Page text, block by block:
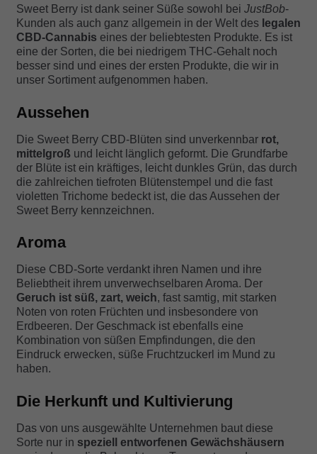
Sweet Berry ist dank seiner Süße sowohl bei JustBob-
Kunden als auch ganz allgemein in der Welt des legalen
CBD-Cannabis eines der beliebtesten Produkte. Es ist
eine der Sorten, die bei niedrigem THC-Gehalt noch
besser sind und eines der ersten Produkte, die wir in
unser Sortiment aufgenommen haben.
Aussehen
Die Sweet Berry CBD-Blüten sind unverkennbar rot,
mittelgroß und leicht länglich geformt. Die Grundfarbe
der Blüte ist ein kräftiges, leicht dunkles Grün, das durch
die zahlreichen tiefroten Blütenstempel und die fast
violetten Trichome bedeckt ist, die das Aussehen der
Sweet Berry kennzeichnen.
Aroma
Diese CBD-Sorte verdankt ihren Namen und ihre
Beliebtheit ihrem unverwechselbaren Aroma. Der
Geruch ist süß, zart, weich, fast samtig, mit starken
Noten von roten Früchten und insbesondere von
Erdbeeren. Der Geschmack ist ebenfalls eine
Kombination von süßen Empfindungen, die den
Eindruck erwecken, süße Fruchtzuckerl im Mund zu
haben.
Die Herkunft und Kultivierung
Das von uns ausgewählte Unternehmen baut diese
Sorte nur in speziell entworfenen Gewächshäusern